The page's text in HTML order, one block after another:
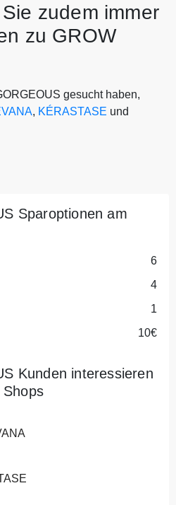
zudem immer
zu GROW
gesucht haben,
, KÉRASTASE und
Sparoptionen am
6
4
1
10€
Kunden interessieren